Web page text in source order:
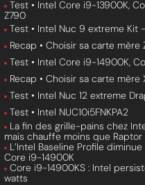
Test • Intel Core i9-13900K,
Z790
Test • Intel Nuc 9 extreme Kit
Recap • Choisir sa carte mère
Test • Intel Core i9-14900K,
Recap • Choisir sa carte mère
Test • Intel Nuc 12 extreme
Test • Intel NUC10i5FNKPA2
La fin des grille-pains chez
mais chauffe moins que Raptor
L’Intel Baseline Profile
Core i9-14900K
Core i9-14900KS : Intel
watts